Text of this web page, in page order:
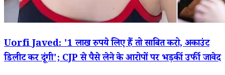
Uorfi Javed: '1 लाख रुपये लिए हैं तो साबित करो, अकाउंट
डिलीट कर दूंगी'; CJP से पैसे लेने के आरोपों पर भड़कीं उर्फी जावेद